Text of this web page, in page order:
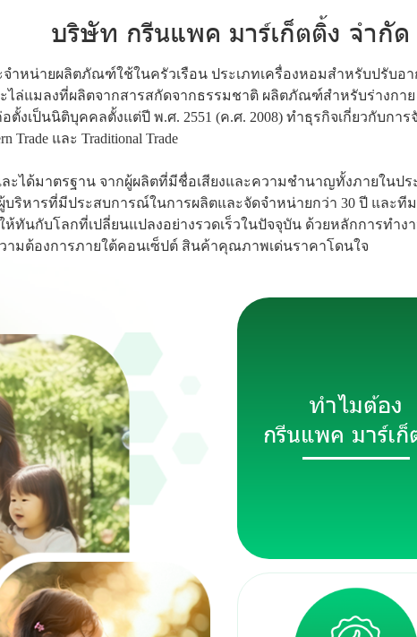
บริษัท กรีนแพค มาร์เก็ตติ้ง จำกัด
ำหน่ายผลิตภัณฑ์ใช้ในครัวเรือน ประเภทเครื่องหอมสำหรับปรับ
ล่แมลงที่ผลิตจากสารสกัดจากธรรมชาติ ผลิตภัณฑ์สำหรับร่างกา
ตั้งเป็นนิติบุคคลตั้งแต่ปี พ.ศ. 2551 (ค.ศ. 2008) ทำธุรกิจเกี่ยวกับ
และ Traditional Trade
ด้มาตรฐาน จากผู้ผลิตที่มีชื่อเสียงและความชำนาญทั้งภายในประ
ริหารที่มีประสบการณ์ในการผลิตและจัดจำหน่ายกว่า 30 ปี และ
ทันกับโลกที่เปลี่ยนแปลงอย่างรวดเร็วในปัจจุบัน ด้วยหลักการทำ
มต้องการภายใต้คอนเซ็ปต์ สินค้าคุณภาพเด่นราคาโดนใจ
ทำไมต้อง
กรีนแพค มาร์เก็